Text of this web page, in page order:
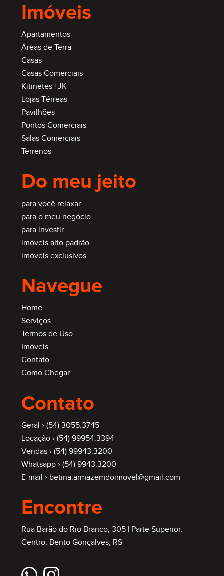
Imóveis
Apartamentos
Áreas de Terra
Casas
Casas Comerciais
Kitinetes | JK
Lojas Térreas
Pavilhões
Pontos Comerciais
Salas Comerciais
Terrenos
Do meu jeito
para você relaxar
para o meu negócio
para investir
imóveis alto padrão
imóveis exclusivos
Navegue
Home
Serviços
Termos de Uso
Imóveis
Contato
Como Chegar
Contato
Geral › (54) 3055.3745
Locação › (54) 99954.3394
Vendas › (54) 99943.3200
Whatsapp › (54) 9943.3200
E-mail › betina.armazemdoimovel@gmail.com
Encontre
Rua Barão do Rio Branco, 305 | Parte Superior,
Centro, Bento Gonçalves, RS